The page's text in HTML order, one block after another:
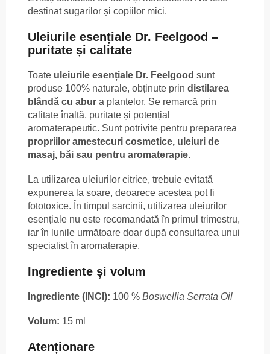
destinat sugarilor și copiilor mici.
Uleiurile esențiale Dr. Feelgood –
puritate și calitate
Toate uleiurile esențiale Dr. Feelgood sunt
produse 100% naturale, obținute prin distilarea
blândă cu abur a plantelor. Se remarcă prin
calitate înaltă, puritate și potențial
aromaterapeutic. Sunt potrivite pentru prepararea
propriilor amestecuri cosmetice, uleiuri de
masaj, băi sau pentru aromaterapie.
La utilizarea uleiurilor citrice, trebuie evitată
expunerea la soare, deoarece acestea pot fi
fototoxice. În timpul sarcinii, utilizarea uleiurilor
esențiale nu este recomandată în primul trimestru,
iar în lunile următoare doar după consultarea unui
specialist în aromaterapie.
Ingrediente și volum
Ingrediente (INCI): 100 % Boswellia Serrata Oil
Volum: 15 ml
Atenționare